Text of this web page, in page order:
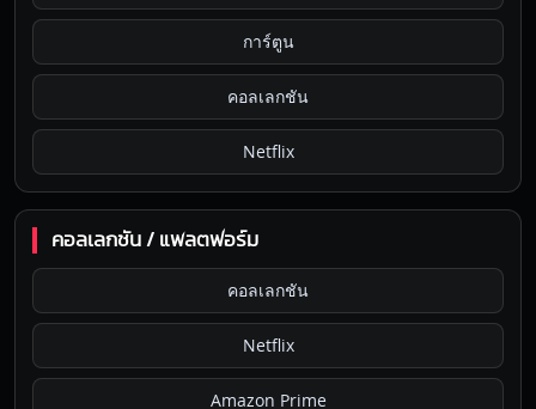
การ์ตูน
คอลเลกชัน
Netflix
คอลเลกชัน / แพลตฟอร์ม
คอลเลกชัน
Netflix
Amazon Prime